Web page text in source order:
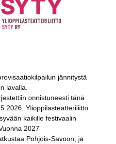
jännitystä
lavalla.
onnistuneesti tänä
Ylioppilasteatteriliitto
kaikille festivaalin
2027
Pohjois-Savoon, ja